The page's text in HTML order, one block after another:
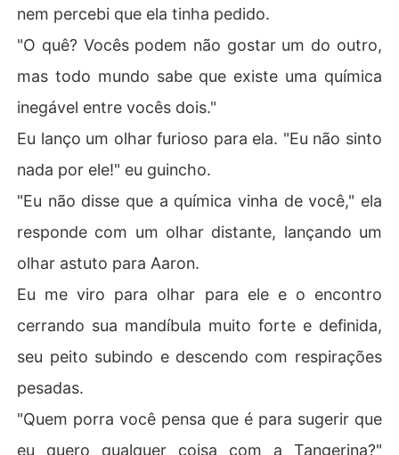
nem percebi que ela tinha pedido.
"O quê? Vocês podem não gostar um do outro,
mas todo mundo sabe que existe uma química
inegável entre vocês dois."
Eu lanço um olhar furioso para ela. "Eu não sinto
nada por ele!" eu guincho.
"Eu não disse que a química vinha de você," ela
responde com um olhar distante, lançando um
olhar astuto para Aaron.
Eu me viro para olhar para ele e o encontro
cerrando sua mandíbula muito forte e definida,
seu peito subindo e descendo com respirações
pesadas.
"Quem porra você pensa que é para sugerir que
eu quero qualquer coisa com a Tangerina?"